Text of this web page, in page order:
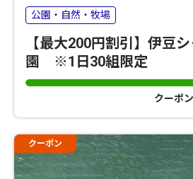
公園・自然・牧場
【最大200円割引】伊豆
園 ※1日30組限定
クーポ
クーポン